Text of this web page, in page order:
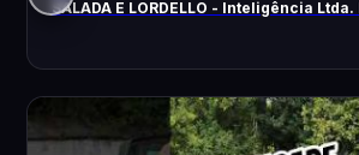
SALADA E LORDELLO - Inteligência